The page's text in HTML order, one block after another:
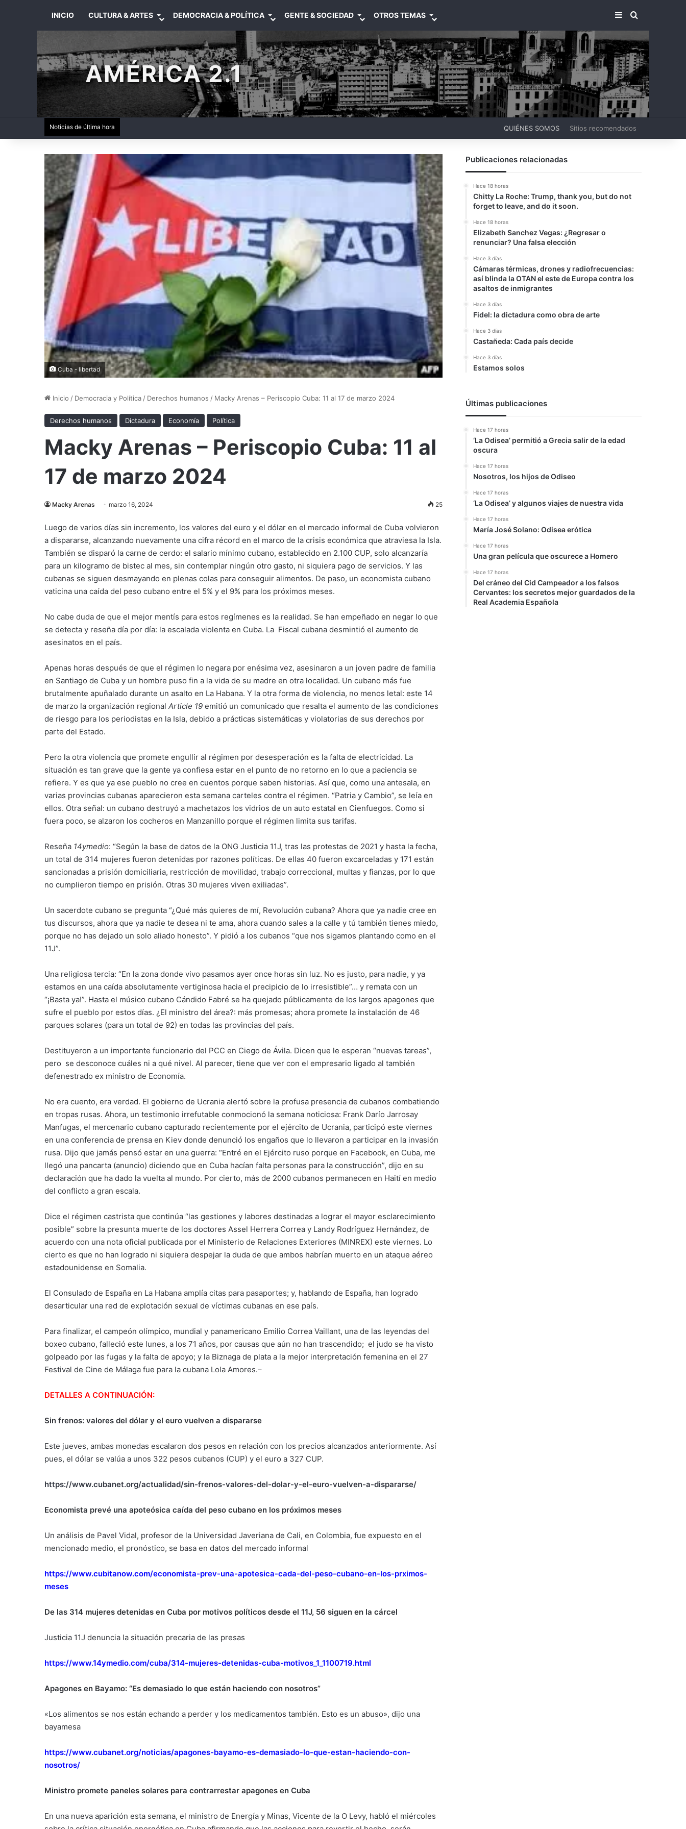
INICIO CULTURA & ARTES DEMOCRACIA & POLÍTICA GENTE & SOCIEDAD OTROS TEMAS BARRA LATERAL
BUSCAR
AMÉRICA 2.1
Noticias de última hora QUIÉNES SOMOS Sitios recomendados
Cuba - libertad
Inicio / Democracia y Política/ Derechos humanos / Macky Arenas – Periscopio Cuba: 11 al 17 de marzo 2024
Derechos humanos Dictadura Economía Política
Macky Arenas – Periscopio Cuba: 11 al
17 de marzo 2024
Macky Arenas marzo 16, 2024 25
Luego de varios días sin incremento, los valores del euro y el dólar en el mercado informal de Cuba volvieron
a dispararse, alcanzando nuevamente una cifra récord en el marco de la crisis económica que atraviesa la Isla.
También se disparó la carne de cerdo: el salario mínimo cubano, establecido en 2.100 CUP, solo alcanzaría
para un kilogramo de bistec al mes, sin contemplar ningún otro gasto, ni siquiera pago de servicios. Y las
cubanas se siguen desmayando en plenas colas para conseguir alimentos. De paso, un economista cubano
vaticina una caída del peso cubano entre el 5% y el 9% para los próximos meses.
No cabe duda de que el mejor mentís para estos regímenes es la realidad. Se han empeñado en negar lo que
se detecta y reseña día por día: la escalada violenta en Cuba. La Fiscal cubana desmintió el aumento de
asesinatos en el país.
Apenas horas después de que el régimen lo negara por enésima vez, asesinaron a un joven padre de familia
en Santiago de Cuba y un hombre puso fin a la vida de su madre en otra localidad. Un cubano más fue
brutalmente apuñalado durante un asalto en La Habana. Y la otra forma de violencia, no menos letal: este 14
de marzo la organización regional Article 19 emitió un comunicado que resalta el aumento de las condiciones
de riesgo para los periodistas en la Isla, debido a prácticas sistemáticas y violatorias de sus derechos por
parte del Estado.
Pero la otra violencia que promete engullir al régimen por desesperación es la falta de electricidad. La
situación es tan grave que la gente ya confiesa estar en el punto de no retorno en lo que a paciencia se
refiere. Y es que ya ese pueblo no cree en cuentos porque saben historias. Así que, como una antesala, en
varias provincias cubanas aparecieron esta semana carteles contra el régimen. “Patria y Cambio”, se leía en
ellos. Otra señal: un cubano destruyó a machetazos los vidrios de un auto estatal en Cienfuegos. Como si
fuera poco, se alzaron los cocheros en Manzanillo porque el régimen limita sus tarifas.
Reseña 14ymedio: “Según la base de datos de la ONG Justicia 11J, tras las protestas de 2021 y hasta la fecha,
un total de 314 mujeres fueron detenidas por razones políticas. De ellas 40 fueron excarceladas y 171 están
sancionadas a prisión domiciliaria, restricción de movilidad, trabajo correccional, multas y fianzas, por lo que
no cumplieron tiempo en prisión. Otras 30 mujeres viven exiliadas”.
Un sacerdote cubano se pregunta “¿Qué más quieres de mí, Revolución cubana? Ahora que ya nadie cree en
tus discursos, ahora que ya nadie te desea ni te ama, ahora cuando sales a la calle y tú también tienes miedo,
porque no has dejado un solo aliado honesto”. Y pidió a los cubanos “que nos sigamos plantando como en el
11J”.
Una religiosa tercia: “En la zona donde vivo pasamos ayer once horas sin luz. No es justo, para nadie, y ya
estamos en una caída absolutamente vertiginosa hacia el precipicio de lo irresistible”… y remata con un
“¡Basta ya!”. Hasta el músico cubano Cándido Fabré se ha quejado públicamente de los largos apagones que
sufre el pueblo por estos días. ¿El ministro del área?: más promesas; ahora promete la instalación de 46
parques solares (para un total de 92) en todas las provincias del país.
Destituyeron a un importante funcionario del PCC en Ciego de Ávila. Dicen que le esperan “nuevas tareas”,
pero se desconoce cuáles ni a qué nivel. Al parecer, tiene que ver con el empresario ligado al también
defenestrado ex ministro de Economía.
No era cuento, era verdad. El gobierno de Ucrania alertó sobre la profusa presencia de cubanos combatiendo
en tropas rusas. Ahora, un testimonio irrefutable conmocionó la semana noticiosa: Frank Darío Jarrosay
Manfugas, el mercenario cubano capturado recientemente por el ejército de Ucrania, participó este viernes
en una conferencia de prensa en Kiev donde denunció los engaños que lo llevaron a participar en la invasión
rusa. Dijo que jamás pensó estar en una guerra: “Entré en el Ejército ruso porque en Facebook, en Cuba, me
llegó una pancarta (anuncio) diciendo que en Cuba hacían falta personas para la construcción”, dijo en su
declaración que ha dado la vuelta al mundo. Por cierto, más de 2000 cubanos permanecen en Haití en medio
del conflicto a gran escala.
Dice el régimen castrista que continúa “las gestiones y labores destinadas a lograr el mayor esclarecimiento
posible” sobre la presunta muerte de los doctores Assel Herrera Correa y Landy Rodríguez Hernández, de
acuerdo con una nota oficial publicada por el Ministerio de Relaciones Exteriores (MINREX) este viernes. Lo
cierto es que no han logrado ni siquiera despejar la duda de que ambos habrían muerto en un ataque aéreo
estadounidense en Somalia.
El Consulado de España en La Habana amplía citas para pasaportes; y, hablando de España, han logrado
desarticular una red de explotación sexual de víctimas cubanas en ese país.
Para finalizar, el campeón olímpico, mundial y panamericano Emilio Correa Vaillant, una de las leyendas del
boxeo cubano, falleció este lunes, a los 71 años, por causas que aún no han trascendido; el judo se ha visto
golpeado por las fugas y la falta de apoyo; y la Biznaga de plata a la mejor interpretación femenina en el 27
Festival de Cine de Málaga fue para la cubana Lola Amores.–
DETALLES A CONTINUACIÓN:
Sin frenos: valores del dólar y el euro vuelven a dispararse
Este jueves, ambas monedas escalaron dos pesos en relación con los precios alcanzados anteriormente. Así
pues, el dólar se valúa a unos 322 pesos cubanos (CUP) y el euro a 327 CUP.
https://www.cubanet.org/actualidad/sin-frenos-valores-del-dolar-y-el-euro-vuelven-a-dispararse/
Economista prevé una apoteósica caída del peso cubano en los próximos meses
Un análisis de Pavel Vidal, profesor de la Universidad Javeriana de Cali, en Colombia, fue expuesto en el
mencionado medio, el pronóstico, se basa en datos del mercado informal
https://www.cubitanow.com/economista-prev-una-apotesica-cada-del-peso-cubano-en-los-prximos-
meses
De las 314 mujeres detenidas en Cuba por motivos políticos desde el 11J, 56 siguen en la cárcel
Justicia 11J denuncia la situación precaria de las presas
https://www.14ymedio.com/cuba/314-mujeres-detenidas-cuba-motivos_1_1100719.html
Apagones en Bayamo: “Es demasiado lo que están haciendo con nosotros”
«Los alimentos se nos están echando a perder y los medicamentos también. Esto es un abuso», dijo una
bayamesa
https://www.cubanet.org/noticias/apagones-bayamo-es-demasiado-lo-que-estan-haciendo-con-
nosotros/
Ministro promete paneles solares para contrarrestar apagones en Cuba
En una nueva aparición esta semana, el ministro de Energía y Minas, Vicente de la O Levy, habló el miércoles
Publicaciones relacionadas
Hace 18 horas
Chitty La Roche: Trump, thank you, but do not
forget to leave, and do it soon.
Hace 18 horas
Elizabeth Sanchez Vegas: ¿Regresar o
renunciar? Una falsa elección
Hace 3 días
Cámaras térmicas, drones y radiofrecuencias:
así blinda la OTAN el este de Europa contra los
asaltos de inmigrantes
Hace 3 días
Fidel: la dictadura como obra de arte
Hace 3 días
Castañeda: Cada país decide
Hace 3 días
Estamos solos
Últimas publicaciones
Hace 17 horas
‘La Odisea’ permitió a Grecia salir de la edad
oscura
Hace 17 horas
Nosotros, los hijos de Odiseo
Hace 17 horas
‘La Odisea’ y algunos viajes de nuestra vida
Hace 17 horas
María José Solano: Odisea erótica
Hace 17 horas
Una gran película que oscurece a Homero
Hace 17 horas
Del cráneo del Cid Campeador a los falsos
Cervantes: los secretos mejor guardados de la
Real Academia Española